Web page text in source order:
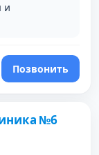
и
Позвонить
№6